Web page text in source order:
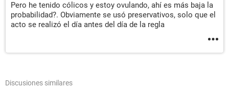
Pero he tenido cólicos y estoy ovulando, ahí es más baja la
probabilidad?. Obviamente se usó preservativos, solo que el
acto se realizó el día antes del día de la regla
Discusiones similares